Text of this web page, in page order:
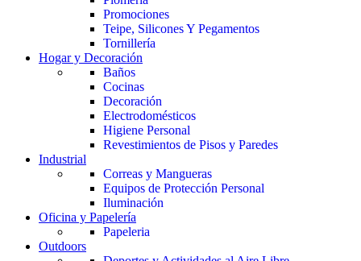
Promociones
Teipe, Silicones Y Pegamentos
Tornillería
Hogar y Decoración
Baños
Cocinas
Decoración
Electrodomésticos
Higiene Personal
Revestimientos de Pisos y Paredes
Industrial
Correas y Mangueras
Equipos de Protección Personal
Iluminación
Oficina y Papelería
Papeleria
Outdoors